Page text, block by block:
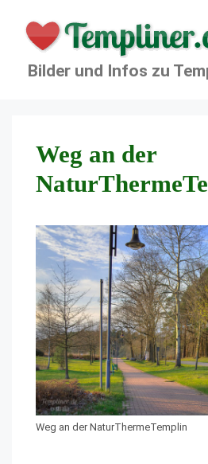
Inhalt
springen
Bilder und Infos zu
Weg an der
Weg an der NaturThermeTemplin